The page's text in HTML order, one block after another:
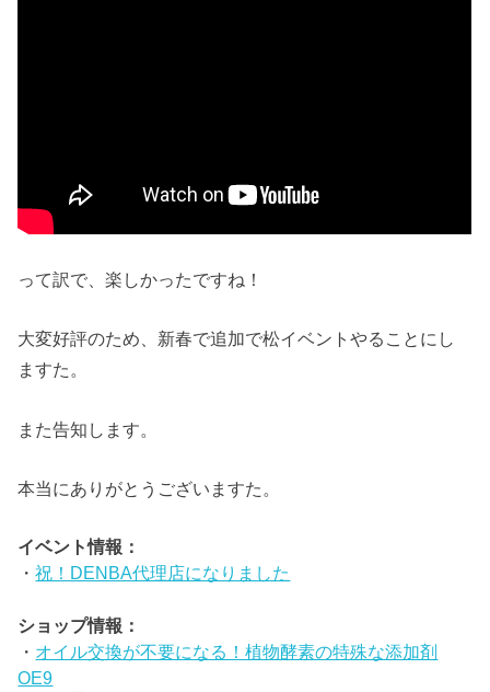
って訳で、楽しかったですね！
大変好評のため、新春で追加で松イベントやることにし
ますた。
また告知します。
本当にありがとうございますた。
イベント情報：
・祝！DENBA代理店になりました
ショップ情報：
・ オイル交換が不要になる！植物酵素の特殊な添加剤
OE9